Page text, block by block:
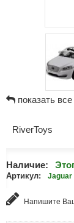
показать
RiverToys
Наличие:
Артикул: Jaguar
Напишите